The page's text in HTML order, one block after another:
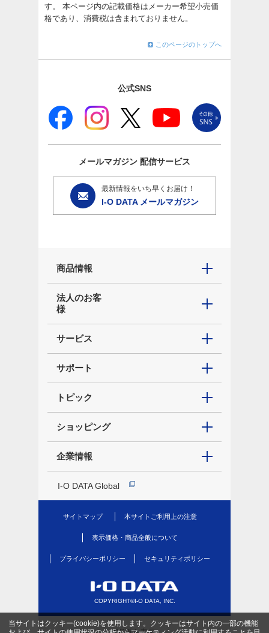
す。 本ページ内の記載価格はメーカー希望小売価
格であり、消費税は含まれておりません。
このページのトップへ
公式SNS
メールマガジン 配信サービス
最新情報をいち早くお届け！
I-O DATA メールマガジン
商品情報
法人のお客
様
サービス
サポート
トピック
ショッピング
企業情報
I-O DATA Global
サイトマップ 本サイトご利用上の注意
表示価格・商品全般について
プライバシーポリシー セキュリティポリシー
COPYRIGHT©I-O DATA, INC.
当サイトはクッキー(cookie)を使用します。クッキーはサイト内の一部の機能